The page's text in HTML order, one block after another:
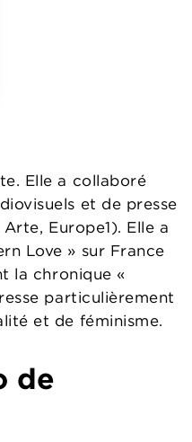
Elle a collaboré
et de presse
Europe1). Elle a
Love » sur France
la chronique «
particulièrement
et de féminisme.
de